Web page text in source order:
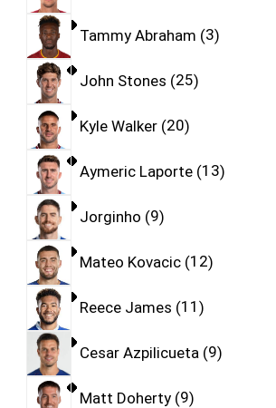
Tammy Abraham 3
John Stones 25
Kyle Walker 20
Aymeric Laporte 13
Jorginho 9
Mateo Kovacic 12
Reece James 11
Cesar Azpilicueta 9
Matt Doherty 9